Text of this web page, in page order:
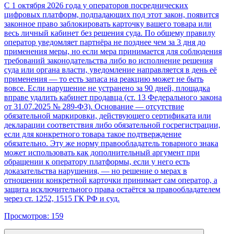
С 1 октября 2026 года у операторов посреднических
цифровых платформ, подпадающих под этот закон, появится
законное право заблокировать карточку вашего товара или
весь личный кабинет без решения суда. По общему правилу
оператор уведомляет партнёра не позднее чем за 3 дня до
применения меры, но если мера принимается для соблюдения
требований законодательства либо во исполнение решения
суда или органа власти, уведомление направляется в день её
применения — то есть запаса на реакцию может не быть
вовсе. Если нарушение не устранено за 90 дней, площадка
вправе удалить кабинет продавца (ст. 13 Федерального закона
от 31.07.2025 № 289-ФЗ). Основание — отсутствие
обязательной маркировки, действующего сертификата или
декларации соответствия либо обязательной госрегистрации,
если для конкретного товара такое подтверждение
обязательно. Эту же норму правообладатель товарного знака
может использовать как дополнительный аргумент при
обращении к оператору платформы, если у него есть
доказательства нарушения, — но решение о мерах в
отношении конкретной карточки принимает сам оператор, а
защита исключительного права остаётся за правообладателем
через ст. 1252, 1515 ГК РФ и суд.
Просмотров: 159